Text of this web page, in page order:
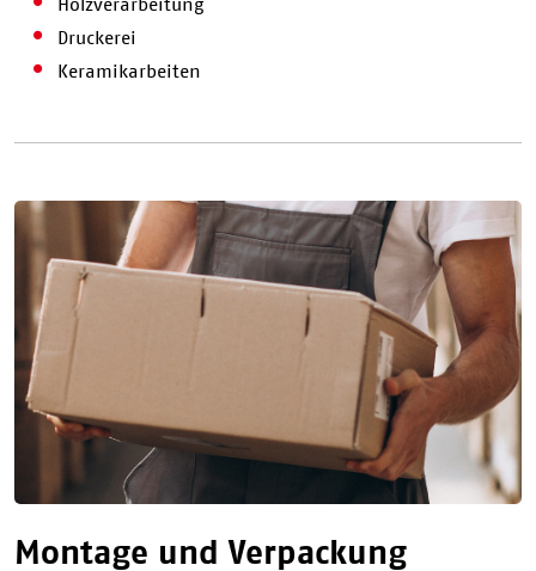
Druckerei
Keramikarbeiten
Montage und Verpackung